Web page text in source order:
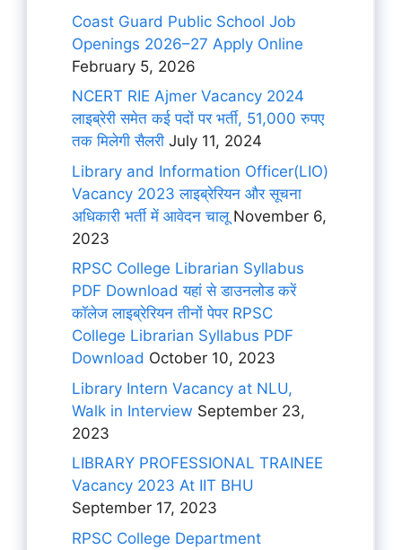
Coast Guard Public School Job
Openings 2026–27 Apply Online
February 5, 2026
NCERT RIE Ajmer Vacancy 2024
लाइब्रेरी समेत कई पदों पर भर्ती, 51,000 रुपए
तक मिलेगी सैलरी July 11, 2024
Library and Information Officer(LIO)
Vacancy 2023 लाइब्रेरियन और सूचना
अधिकारी भर्ती में आवेदन चालूNovember 6,
2023
RPSC College Librarian Syllabus
PDF Download यहां से डाउनलोड करें
कॉलेज लाइब्रेरियन तीनों पेपर RPSC
College Librarian Syllabus PDF
Download October 10, 2023
Library Intern Vacancy at NLU,
Walk in Interview September 23,
2023
LIBRARY PROFESSIONAL TRAINEE
Vacancy 2023 At IIT BHU
September 17, 2023
RPSC College Department